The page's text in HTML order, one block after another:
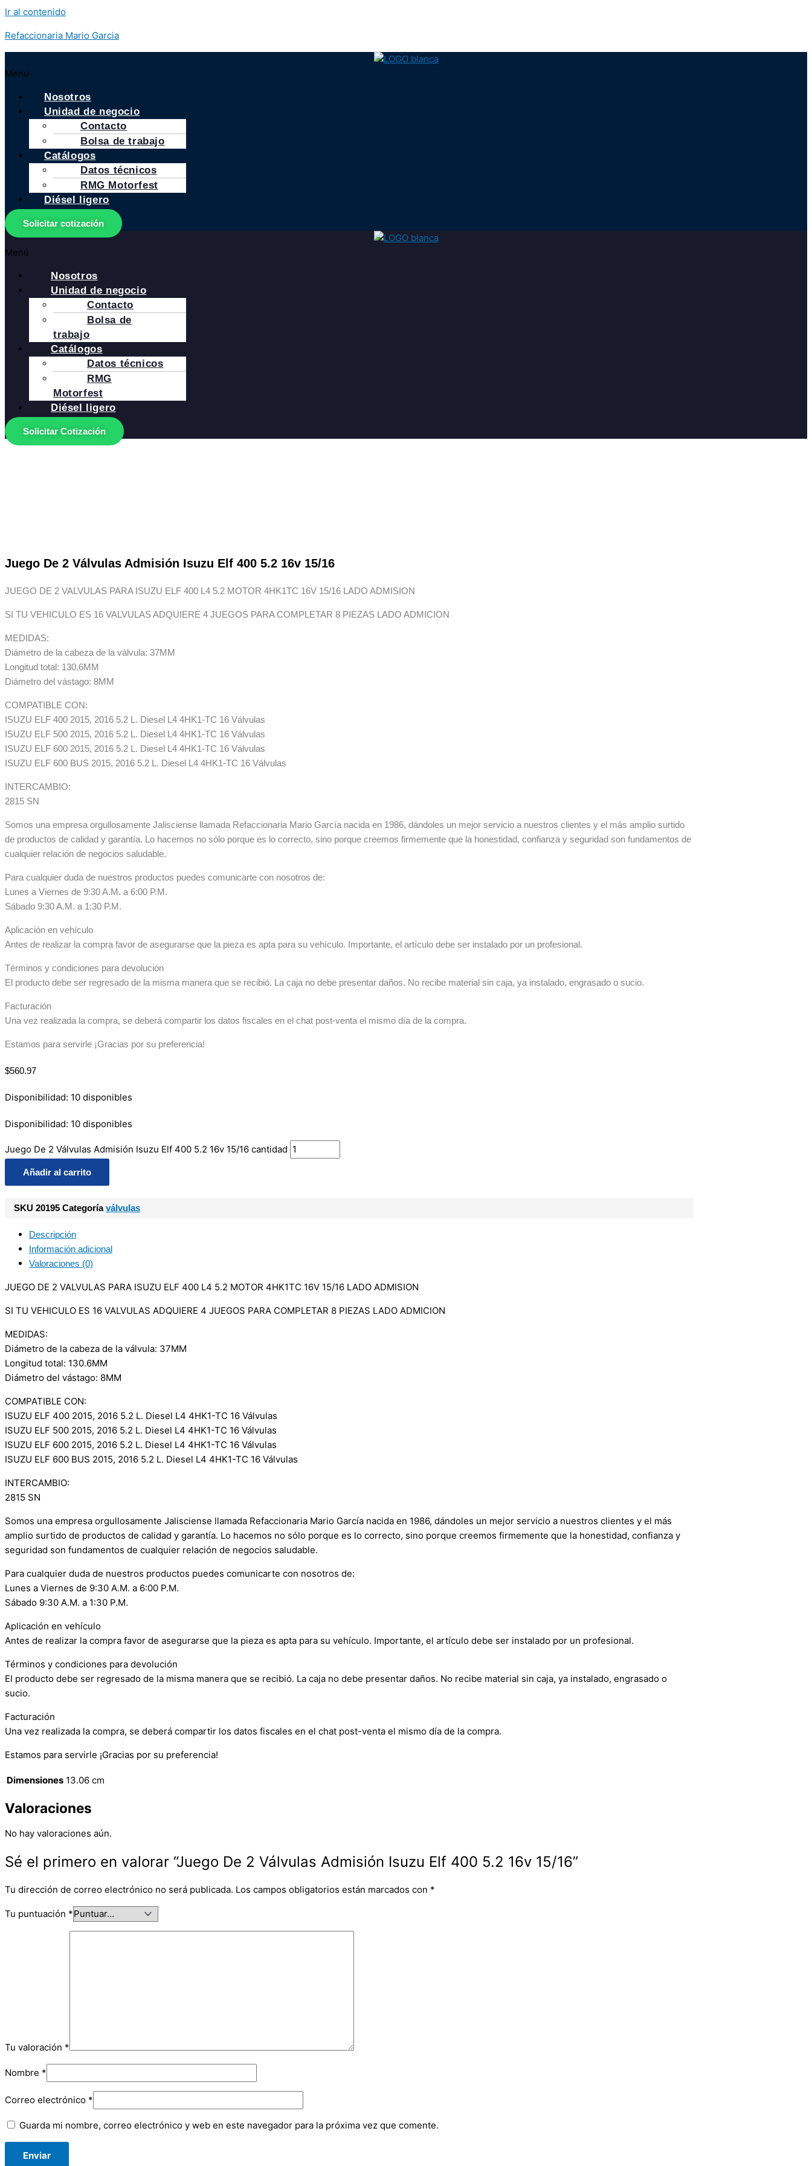
Ir al contenido
Refaccionaria Mario Garcia
Menú
Nosotros
Unidad de negocio
Contacto
Bolsa de trabajo
Catálogos
Datos técnicos
RMG Motorfest
Diésel ligero
Solicitar cotización
Menú
Nosotros
Unidad de negocio
Contacto
Bolsa de
trabajo
Catálogos
Datos técnicos
RMG
Motorfest
Diésel ligero
Solicitar Cotización
Juego De 2 Válvulas Admisión Isuzu Elf 400 5.2 16v 15/16
JUEGO DE 2 VALVULAS PARA ISUZU ELF 400 L4 5.2 MOTOR 4HK1TC 16V 15/16 LADO ADMISION
SI TU VEHICULO ES 16 VALVULAS ADQUIERE 4 JUEGOS PARA COMPLETAR 8 PIEZAS LADO ADMICION
MEDIDAS:
Diámetro de la cabeza de la válvula: 37MM
Longitud total: 130.6MM
Diámetro del vástago: 8MM
COMPATIBLE CON:
ISUZU ELF 400 2015, 2016 5.2 L. Diesel L4 4HK1-TC 16 Válvulas
ISUZU ELF 500 2015, 2016 5.2 L. Diesel L4 4HK1-TC 16 Válvulas
ISUZU ELF 600 2015, 2016 5.2 L. Diesel L4 4HK1-TC 16 Válvulas
ISUZU ELF 600 BUS 2015, 2016 5.2 L. Diesel L4 4HK1-TC 16 Válvulas
INTERCAMBIO:
2815 SN
Somos una empresa orgullosamente Jalisciense llamada Refaccionaria Mario García nacida en 1986, dándoles un mejor servicio a nuestros clientes y el más amplio surtido
de productos de calidad y garantía. Lo hacemos no sólo porque es lo correcto, sino porque creemos firmemente que la honestidad, confianza y seguridad son fundamentos de
cualquier relación de negocios saludable.
Para cualquier duda de nuestros productos puedes comunicarte con nosotros de:
Lunes a Viernes de 9:30 A.M. a 6:00 P.M.
Sábado 9:30 A.M. a 1:30 P.M.
Aplicación en vehículo
Antes de realizar la compra favor de asegurarse que la pieza es apta para su vehículo. Importante, el artículo debe ser instalado por un profesional.
Términos y condiciones para devolución
El producto debe ser regresado de la misma manera que se recibió. La caja no debe presentar daños. No recibe material sin caja, ya instalado, engrasado o sucio.
Facturación
Una vez realizada la compra, se deberá compartir los datos fiscales en el chat post-venta el mismo día de la compra.
Estamos para servirle ¡Gracias por su preferencia!
$560.97
Disponibilidad: 10 disponibles
Disponibilidad: 10 disponibles
Juego De 2 Válvulas Admisión Isuzu Elf 400 5.2 16v 15/16 cantidad
Añadir al carrito
SKU 20195 Categoría válvulas
Descripción
Información adicional
Valoraciones (0)
JUEGO DE 2 VALVULAS PARA ISUZU ELF 400 L4 5.2 MOTOR 4HK1TC 16V 15/16 LADO ADMISION
SI TU VEHICULO ES 16 VALVULAS ADQUIERE 4 JUEGOS PARA COMPLETAR 8 PIEZAS LADO ADMICION
MEDIDAS:
Diámetro de la cabeza de la válvula: 37MM
Longitud total: 130.6MM
Diámetro del vástago: 8MM
COMPATIBLE CON:
ISUZU ELF 400 2015, 2016 5.2 L. Diesel L4 4HK1-TC 16 Válvulas
ISUZU ELF 500 2015, 2016 5.2 L. Diesel L4 4HK1-TC 16 Válvulas
ISUZU ELF 600 2015, 2016 5.2 L. Diesel L4 4HK1-TC 16 Válvulas
ISUZU ELF 600 BUS 2015, 2016 5.2 L. Diesel L4 4HK1-TC 16 Válvulas
INTERCAMBIO:
2815 SN
Somos una empresa orgullosamente Jalisciense llamada Refaccionaria Mario García nacida en 1986, dándoles un mejor servicio a nuestros clientes y el más
amplio surtido de productos de calidad y garantía. Lo hacemos no sólo porque es lo correcto, sino porque creemos firmemente que la honestidad, confianza y
seguridad son fundamentos de cualquier relación de negocios saludable.
Para cualquier duda de nuestros productos puedes comunicarte con nosotros de:
Lunes a Viernes de 9:30 A.M. a 6:00 P.M.
Sábado 9:30 A.M. a 1:30 P.M.
Aplicación en vehículo
Antes de realizar la compra favor de asegurarse que la pieza es apta para su vehículo. Importante, el artículo debe ser instalado por un profesional.
Términos y condiciones para devolución
El producto debe ser regresado de la misma manera que se recibió. La caja no debe presentar daños. No recibe material sin caja, ya instalado, engrasado o
sucio.
Facturación
Una vez realizada la compra, se deberá compartir los datos fiscales en el chat post-venta el mismo día de la compra.
Estamos para servirle ¡Gracias por su preferencia!
Dimensiones 13.06 cm
Valoraciones
No hay valoraciones aún.
Sé el primero en valorar “Juego De 2 Válvulas Admisión Isuzu Elf 400 5.2 16v 15/16”
Tu dirección de correo electrónico no será publicada. Los campos obligatorios están marcados con *
Tu puntuación *
Tu valoración *
Nombre *
Correo electrónico *
Guarda mi nombre, correo electrónico y web en este navegador para la próxima vez que comente.